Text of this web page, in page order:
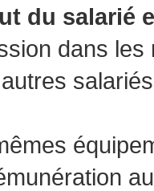
du salarié
dans